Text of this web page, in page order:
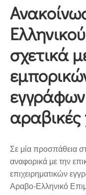
Δράσεις
Εκδηλώσεις
Επικοινωνία
σχετικά
Σε μία προσπάθεια
αναφορικά με την
επιχειρηματικών
Αραβο-Ελληνικό